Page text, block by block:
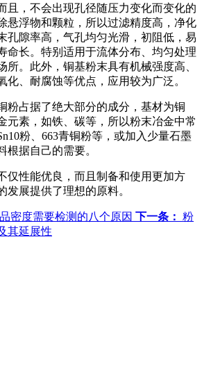
且，不会出现孔径随压力变化而变化的
悬浮物和颗粒，所以过滤精度高，净化
孔隙率高，气孔均匀光滑，初阻低，易
命长。特别适用于流体分布、均匀处理
所。此外，铜基粉末具有机械强度高、
化、耐腐蚀等优点，应用较为广泛。
粉占据了绝大部分的成分，基材为铜
元素，如铁、碳等，所以粉末冶金中常
粉、663青铜粉等，或加入少量石墨
根据自己的需要。
仅性能优良，而且制备和使用更加方
发展提供了理想的原料。
密度需要检测的八个原因 下一条： 粉
其延展性